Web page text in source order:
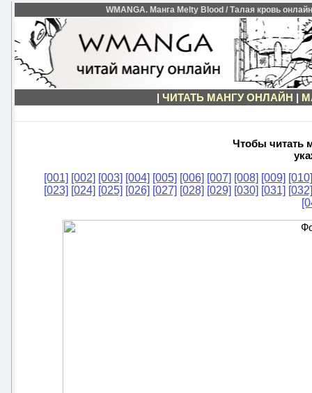
WMANGA. Манга Melty Blood / Талая кровь
| ЧИТАТЬ МАНГУ ОНЛАЙН |
Чтобы читать
[001] [002] [003] [004] [005] [006] [007] [008] [009] [010]
[023] [024] [025] [026] [027] [028] [029] [030] [031] [032]